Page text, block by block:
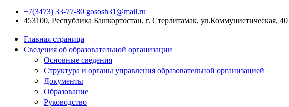
+7(3473) 33-77-80 gososh31@mail.ru
453100, Республика Башкортостан, г. Стерлитамак, ул.Коммунистическая, 40
Главная страница
Сведения об образовательной организации
Основные сведения
Структура и органы управления образовательной организацией
Документы
Образование
Руководство